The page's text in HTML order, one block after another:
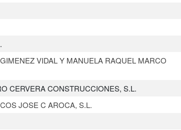
VIDAL Y MANUELA RAQUEL MARCO
CERVERA CONSTRUCCIONES, S.L.
JOSE C AROCA, S.L.